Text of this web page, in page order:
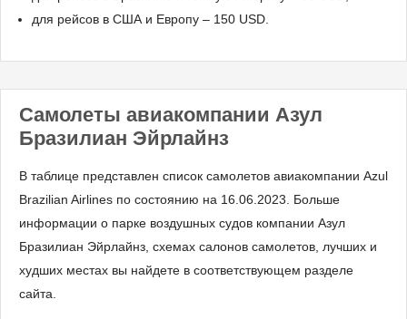
для рейсов в США и Европу – 150 USD.
Самолеты авиакомпании Азул
Бразилиан Эйрлайнз
В таблице представлен список самолетов авиакомпании Azul
Brazilian Airlines по состоянию на 16.06.2023. Больше
информации о парке воздушных судов компании Азул
Бразилиан Эйрлайнз, схемах салонов самолетов, лучших и
худших местах вы найдете в соответствующем разделе
сайта.